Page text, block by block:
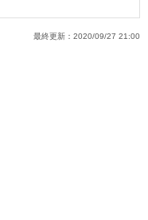
最終更新： 2020/09/27 21:00